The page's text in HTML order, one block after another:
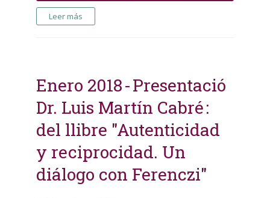
Leer más
Enero 2018
Dr. Luis Martín Cabré
Presentació
del llibre "Autenticidad
y reciprocidad. Un
diálogo con Ferenczi"